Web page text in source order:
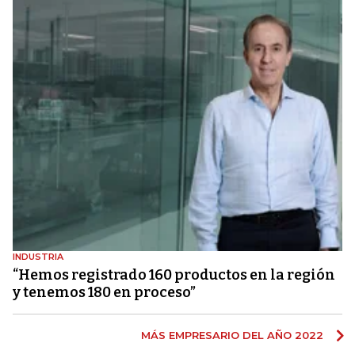
INDUSTRIA
“Hemos registrado 160 productos en la región
y tenemos 180 en proceso”
MÁS EMPRESARIO DEL AÑO 2022